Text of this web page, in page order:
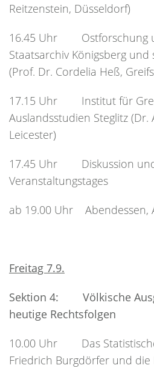
Reitzenstein, Düsseldorf)
16.45 Uhr Ostforschung
Staatsarchiv Königsberg
(Prof. Dr. Cordelia Heß,
17.15 Uhr Institut für
Auslandsstudien Steglitz (Dr.
Leicester)
17.45 Uhr Diskussion und
Veranstaltungstages
ab 19.00 Uhr Abendessen,
Freitag 7.9.
Sektion 4: Völkische
heutige Rechtsfolgen
10.00 Uhr Das
Friedrich Burgdörfer und